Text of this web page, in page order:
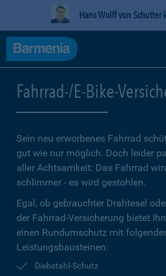
Hans Wolff von Schutter
Fahrrad-/E-Bike-
Sein neu erworbenes Fahrrad
gut wie nur möglich. Doch leider
aller Achtsamkeit: Das Fahrrad
schlimmer - es wird gestohlen.
Egal, ob gebrauchter Drahtesel
der Fahrrad-Versicherung bietet
einen Rundumschutz mit
Leistungsbausteinen:
Diebstahl-Schutz